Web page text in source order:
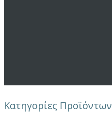
Κατηγορίες Προϊόντων